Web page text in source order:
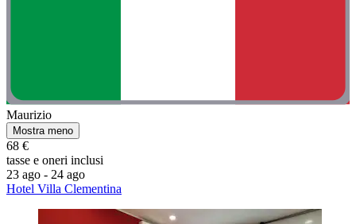
Maurizio
Mostra meno
68 €
tasse e oneri inclusi
23 ago - 24 ago
Hotel Villa Clementina